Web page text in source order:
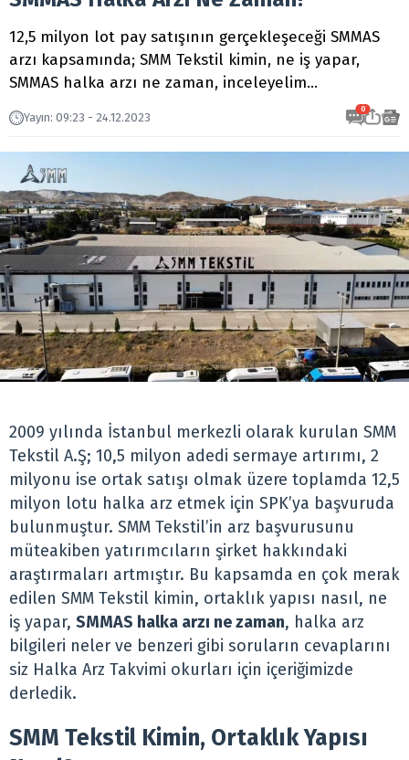
12,5 milyon lot pay satışının gerçekleşeceği SMMAS
arzı kapsamında; SMM Tekstil kimin, ne iş yapar,
SMMAS halka arzı ne zaman, inceleyelim...
Yayın: 09:23 - 24.12.2023
0
2009 yılında İstanbul merkezli olarak kurulan SMM
Tekstil A.Ş; 10,5 milyon adedi sermaye artırımı, 2
milyonu ise ortak satışı olmak üzere toplamda 12,5
milyon lotu halka arz etmek için SPK’ya başvuruda
bulunmuştur. SMM Tekstil’in arz başvurusunu
müteakiben yatırımcıların şirket hakkındaki
araştırmaları artmıştır. Bu kapsamda en çok merak
edilen SMM Tekstil kimin, ortaklık yapısı nasıl, ne
iş yapar, SMMAS halka arzı ne zaman, halka arz
bilgileri neler ve benzeri gibi soruların cevaplarını
siz Halka Arz Takvimi okurları için içeriğimizde
derledik.
SMM Tekstil Kimin, Ortaklık Yapısı